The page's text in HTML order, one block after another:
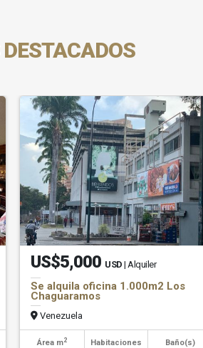
DESTACADOS
US$5,000 USD | Alquiler
Se alquila oficina 1.000m2 Los
Chaguaramos
Venezuela
Área m2 Habitaciones Baño(s)